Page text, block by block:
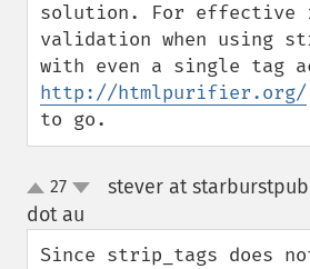
solution. For effective
validation when using
http://htmlpurifier.org/
to go.
up
down
27
stever at
dot au
Since strip_tags does